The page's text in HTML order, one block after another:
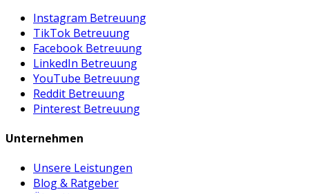
Instagram Betreuung
TikTok Betreuung
Facebook Betreuung
LinkedIn Betreuung
YouTube Betreuung
Reddit Betreuung
Pinterest Betreuung
Unternehmen
Unsere Leistungen
Blog & Ratgeber